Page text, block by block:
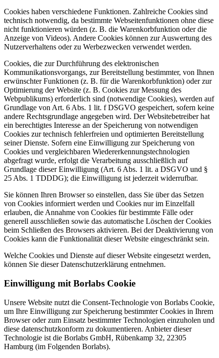
Cookies haben verschiedene Funktionen. Zahlreiche Cookies sind
technisch notwendig, da bestimmte Webseitenfunktionen ohne diese
nicht funktionieren würden (z. B. die Warenkorbfunktion oder die
Anzeige von Videos). Andere Cookies können zur Auswertung des
Nutzerverhaltens oder zu Werbezwecken verwendet werden.
Cookies, die zur Durchführung des elektronischen
Kommunikationsvorgangs, zur Bereitstellung bestimmter, von Ihnen
erwünschter Funktionen (z. B. für die Warenkorbfunktion) oder zur
Optimierung der Website (z. B. Cookies zur Messung des
Webpublikums) erforderlich sind (notwendige Cookies), werden auf
Grundlage von Art. 6 Abs. 1 lit. f DSGVO gespeichert, sofern keine
andere Rechtsgrundlage angegeben wird. Der Websitebetreiber hat
ein berechtigtes Interesse an der Speicherung von notwendigen
Cookies zur technisch fehlerfreien und optimierten Bereitstellung
seiner Dienste. Sofern eine Einwilligung zur Speicherung von
Cookies und vergleichbaren Wiedererkennungstechnologien
abgefragt wurde, erfolgt die Verarbeitung ausschließlich auf
Grundlage dieser Einwilligung (Art. 6 Abs. 1 lit. a DSGVO und §
25 Abs. 1 TDDDG); die Einwilligung ist jederzeit widerrufbar.
Sie können Ihren Browser so einstellen, dass Sie über das Setzen
von Cookies informiert werden und Cookies nur im Einzelfall
erlauben, die Annahme von Cookies für bestimmte Fälle oder
generell ausschließen sowie das automatische Löschen der Cookies
beim Schließen des Browsers aktivieren. Bei der Deaktivierung von
Cookies kann die Funktionalität dieser Website eingeschränkt sein.
Welche Cookies und Dienste auf dieser Website eingesetzt werden,
können Sie dieser Datenschutzerklärung entnehmen.
Einwilligung mit Borlabs Cookie
Unsere Website nutzt die Consent-Technologie von Borlabs Cookie,
um Ihre Einwilligung zur Speicherung bestimmter Cookies in Ihrem
Browser oder zum Einsatz bestimmter Technologien einzuholen und
diese datenschutzkonform zu dokumentieren. Anbieter dieser
Technologie ist die Borlabs GmbH, Rübenkamp 32, 22305
Hamburg (im Folgenden Borlabs).